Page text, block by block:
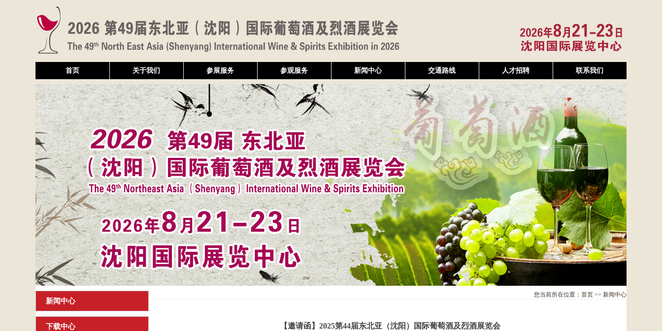
首页 关于我们 参展服务 参观服务 新闻中心 交通路线 人才招聘 联系我们
新闻中心
下载中心
您当前所在位置： 首页 >> 新闻中心
【邀请函】2025第44届东北亚（沈阳）国际葡萄酒及烈酒展览会